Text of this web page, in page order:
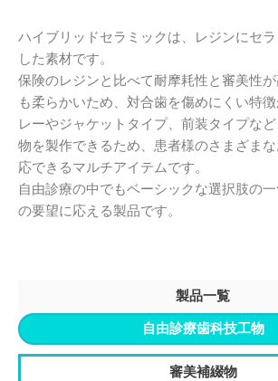
ハイブリッドセラミックは、レジンにセ
した素材です。
保険のレジンと比べて耐摩耗性と審美性
も柔らかいため、対合歯を傷めにくい特
レーやジャケットタイプ、前装タイプな
物を製作できるため、患者様のさまざま
応できるマルチアイテムです。
自由診療の中でもベーシックな選択肢の
の要望に応える製品です。
製品一覧
自由診療歯科技工物
審美補綴物